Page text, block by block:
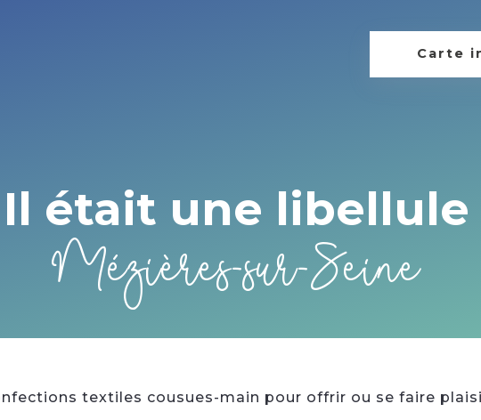
Carte
Il était une libellule
Mézières-sur-Seine
textiles cousues-main pour offrir ou se faire